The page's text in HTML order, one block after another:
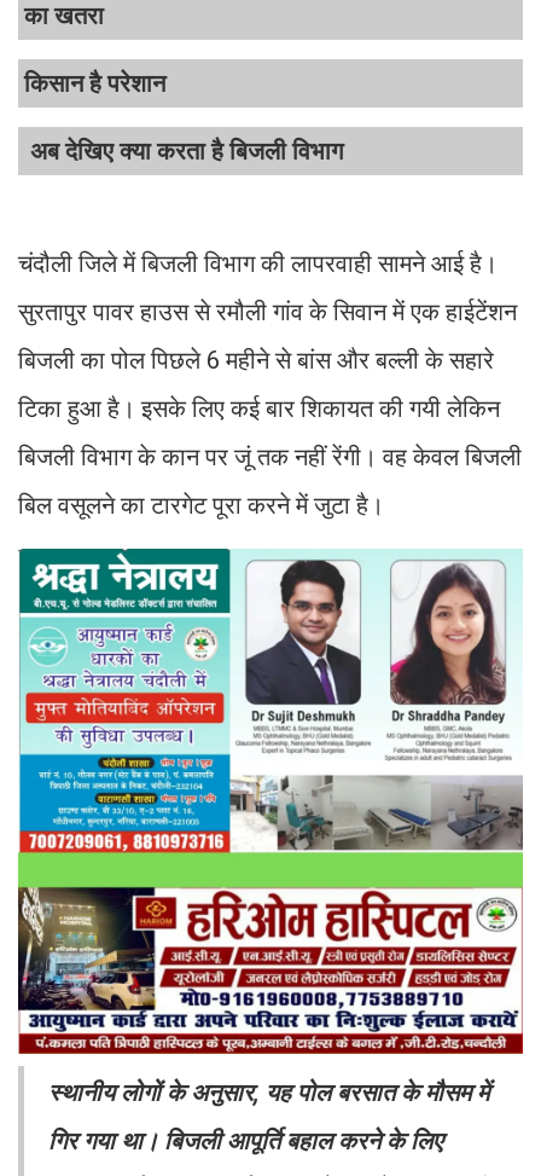
का खतरा
किसान है परेशान
अब देखिए क्या करता है बिजली विभाग
चंदौली जिले में बिजली विभाग की लापरवाही सामने आई है।
सुरतापुर पावर हाउस से रमौली गांव के सिवान में एक हाईटेंशन
बिजली का पोल पिछले 6 महीने से बांस और बल्ली के सहारे
टिका हुआ है। इसके लिए कई बार शिकायत की गयी लेकिन
बिजली विभाग के कान पर जूं तक नहीं रेंगी। वह केवल बिजली
बिल वसूलने का टारगेट पूरा करने में जुटा है।
स्थानीय लोगों के अनुसार, यह पोल बरसात के मौसम में
गिर गया था। बिजली आपूर्ति बहाल करने के लिए